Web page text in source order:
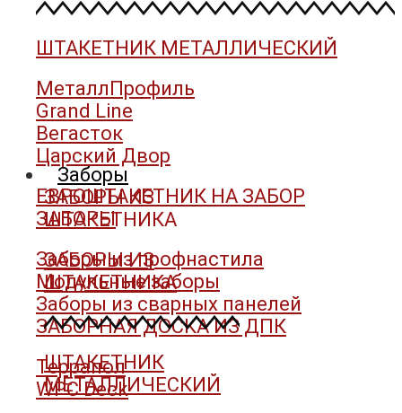
Заборы
ЗАБОРЫ ИЗ
ШТАКЕТНИКА
ЗАБОРЫ ИЗ
ШТАКЕТНИКА
ШТАКЕТНИК
МЕТАЛЛИЧЕСКИЙ
ШТАКЕТНИК МЕТАЛЛИЧЕСКИЙ
МеталлПрофиль
Grand Line
Вегасток
Царский Двор
ЕВРОШТАКЕТНИК НА ЗАБОР
ЗАБОРЫ
Заборы из профнастила
Модульные заборы
Заборы из сварных панелей
ЗАБОРНАЯ ДОСКА ИЗ ДПК
Террапол
WPC Deck